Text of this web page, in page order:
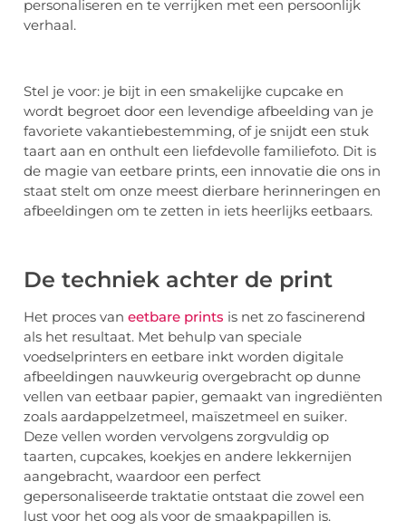
personaliseren en te verrijken met een persoonlijk
verhaal.
Stel je voor: je bijt in een smakelijke cupcake en
wordt begroet door een levendige afbeelding van je
favoriete vakantiebestemming, of je snijdt een stuk
taart aan en onthult een liefdevolle familiefoto. Dit is
de magie van eetbare prints, een innovatie die ons in
staat stelt om onze meest dierbare herinneringen en
afbeeldingen om te zetten in iets heerlijks eetbaars.
De techniek achter de print
Het proces van eetbare prints is net zo fascinerend
als het resultaat. Met behulp van speciale
voedselprinters en eetbare inkt worden digitale
afbeeldingen nauwkeurig overgebracht op dunne
vellen van eetbaar papier, gemaakt van ingrediënten
zoals aardappelzetmeel, maïszetmeel en suiker.
Deze vellen worden vervolgens zorgvuldig op
taarten, cupcakes, koekjes en andere lekkernijen
aangebracht, waardoor een perfect
gepersonaliseerde traktatie ontstaat die zowel een
lust voor het oog als voor de smaakpapillen is.